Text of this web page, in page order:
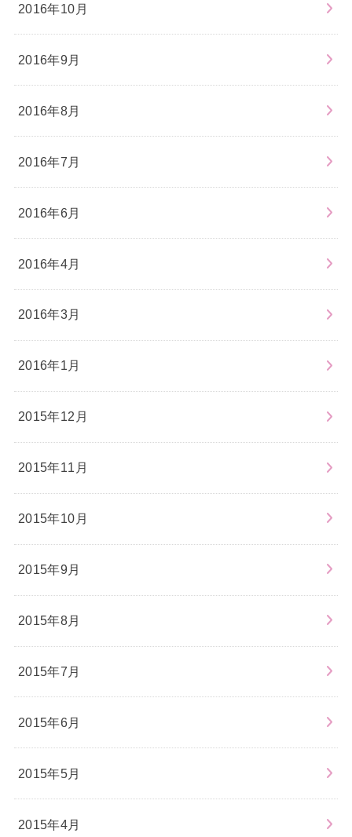
2016年10月
2016年9月
2016年8月
2016年7月
2016年6月
2016年4月
2016年3月
2016年1月
2015年12月
2015年11月
2015年10月
2015年9月
2015年8月
2015年7月
2015年6月
2015年5月
2015年4月